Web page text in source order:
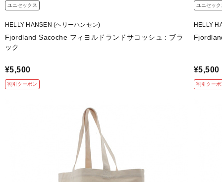
ユニセックス
HELLY HANSEN (ヘリーハンセン)
Fjordland Sacoche フィヨルドランドサコッシュ : ブラ
ック
¥5,500
割引クーポン
ユニセック
HELLY
¥5,500
割引クーポ